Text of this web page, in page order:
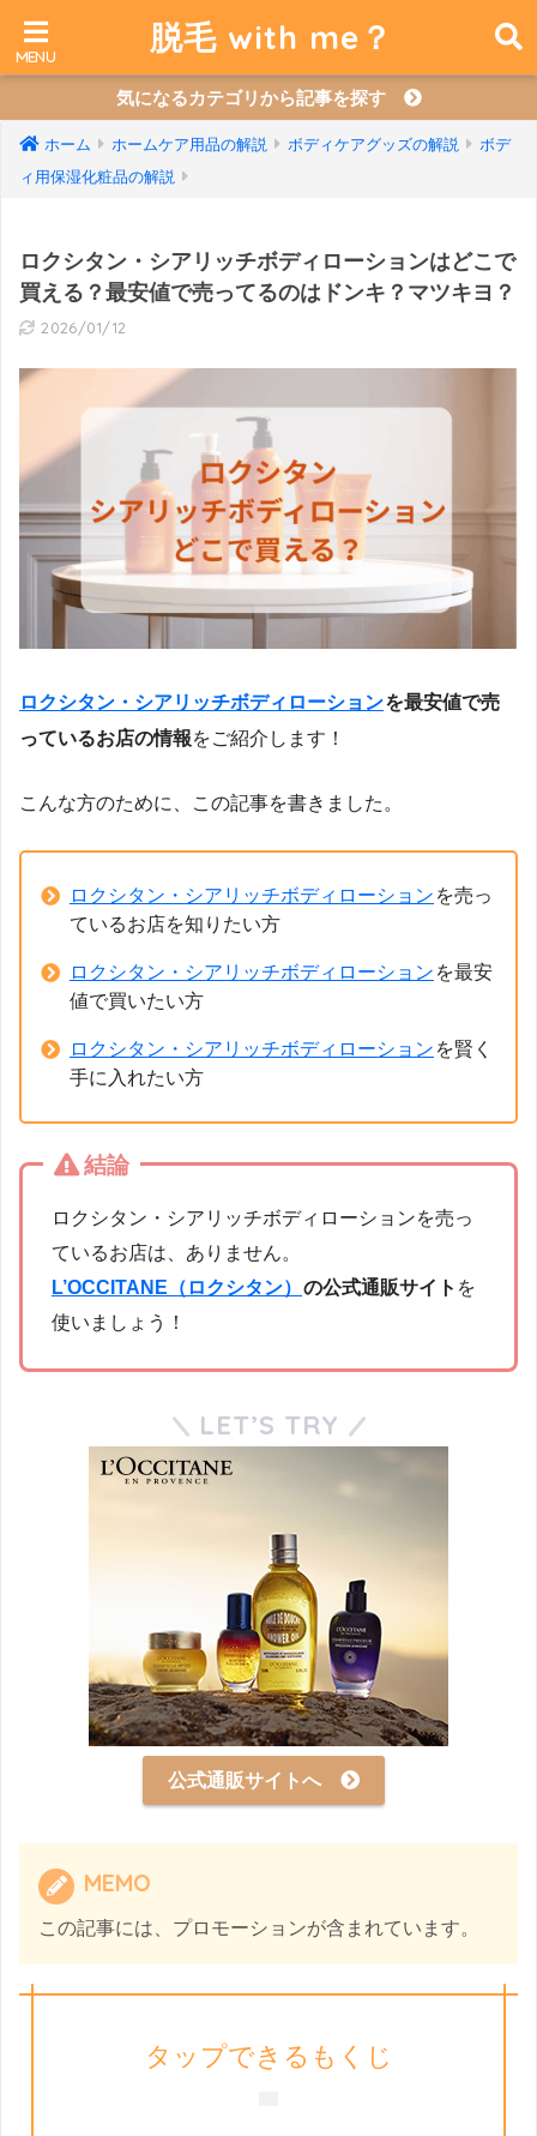
脱毛 with me？
気になるカテゴリから記事を探す
ホーム ホームケア用品の解説 ボディケアグッズの解説
ボデ
ィ用保湿化粧品の解説
ロクシタン・シアリッチボディローションはどこで
買える？最安値で売ってるのはドンキ？マツキヨ？
2026/01/12
ロクシタン・シアリッチボディローションを最安値で売
っているお店の情報をご紹介します！
こんな方のために、この記事を書きました。
ロクシタン・シアリッチボディローション を売っ
ているお店を知りたい方
ロクシタン・シアリッチボディローション を最安
値で買いたい方
ロクシタン・シアリッチボディローション を賢く
手に入れたい方
結論
ロクシタン・シアリッチボディローションを売っ
ているお店は、ありません。
L’OCCITANE（ロクシタン） の公式通販サイト を
使いましょう！
LET’S TRY
公式通販サイトへ
MEMO
この記事には、プロモーションが含まれています。
タップできるもくじ